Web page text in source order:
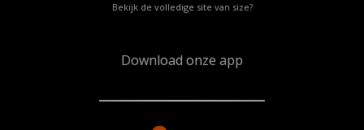
Bekijk de volledige site van size?
Download onze app